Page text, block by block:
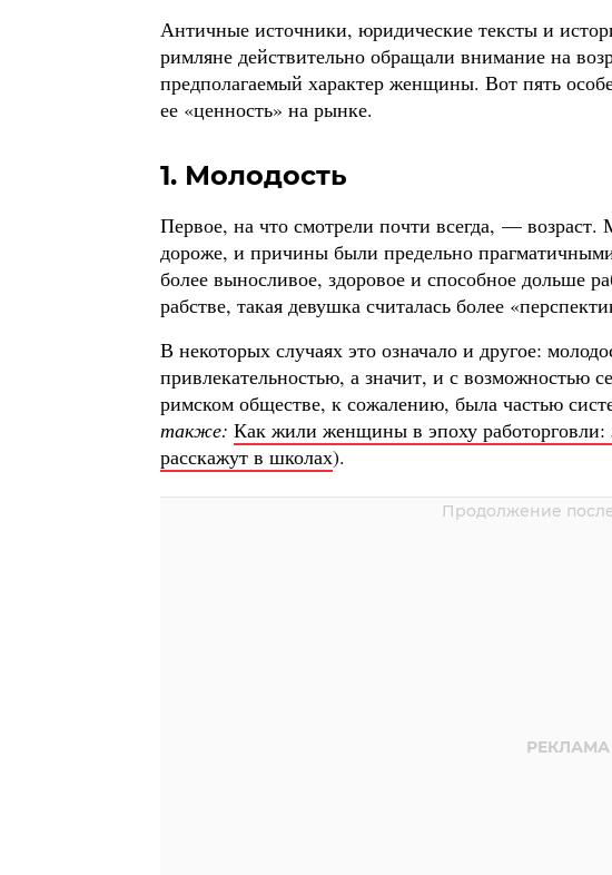
Античные источники, юридические тексты и
римляне действительно обращали внимание на
предполагаемый характер женщины. Вот пять
ее «ценность» на рынке.
1. Молодость
Первое, на что смотрели почти всегда, —
дороже, и причины были предельно
более выносливое, здоровое и способное дольше
рабстве, такая девушка считалась более
В некоторых случаях это означало и другое:
привлекательностью, а значит, и с возможностью
римском обществе, к сожалению, была частью
также: Как жили женщины в эпоху
расскажут в школах).